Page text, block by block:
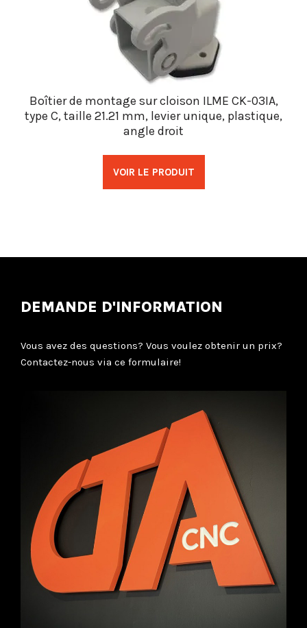
Boîtier de montage sur cloison ILME CK-03IA,
type C, taille 21.21 mm, levier unique, plastique,
angle droit
VOIR LE PRODUIT
DEMANDE D'INFORMATION
Vous avez des questions? Vous voulez obtenir un prix?
Contactez-nous via ce formulaire!